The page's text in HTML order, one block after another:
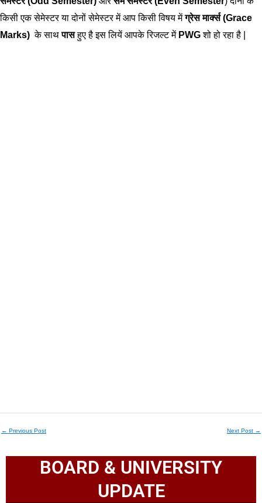
किसी एक सेमेस्टर या दोनों सेमेस्टर में आप किसी विषय मेंग्रेस मार्क्स (Grace
Marks) के साथपासहुए है इस लियें आपके रिजल्ट में PWGशो हो रहा है |
← Previous Post Next Post →
BOARD & UNIVERSITY
UPDATE